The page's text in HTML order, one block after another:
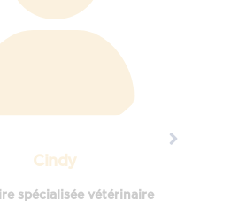
Cindy
spécialisée vétérinaire